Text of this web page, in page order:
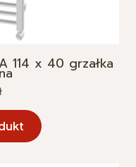
114 x 40 grzałka